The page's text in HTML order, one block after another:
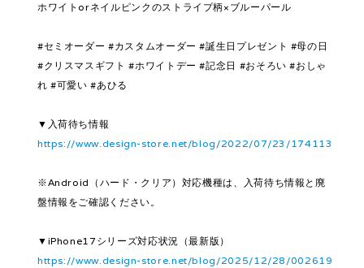
ホワイトorネイルピンクのストライプ柄×ブルーパール
#セミオーダー #カスタムオーダー #誕生日プレゼント #母の日
#クリスマスギフト #ホワイトデー #記念日 #おそろい #おしゃ
れ #可愛い #あひる
▼入荷待ち情報
https://www.design-store.net/blog/2022/07/23/174113
※Android（ハード・クリア）対応機種は、入荷待ち情報と廃
盤情報をご確認ください。
▼iPhone17シリーズ対応状況（最新版）
https://www.design-store.net/blog/2025/12/28/002619